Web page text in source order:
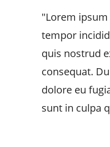
"Lorem
tempor
quis nostrud
consequat.
dolore eu
sunt in culpa